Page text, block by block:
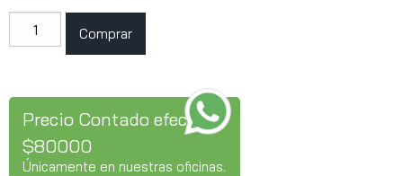
BTS
(Salida
AM)
cantidad
Comprar
Precio Contado efectivo
$80000
Únicamente en nuestras oficinas.